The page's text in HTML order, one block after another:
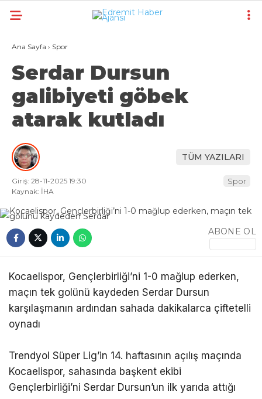
VİDEO
GÜNDEM
EKONOMI
POLITIKA
DÜNYA
SPOR
MAGAZIN
SAĞLIK
TEKNOLOJI
RESMI İLANLAR
DIĞER
Ana Sayfa › Spor
Serdar Dursun
galibiyeti göbek
atarak kutladı
TÜM YAZILARI
Giriş: 28-11-2025 19:30
Kaynak: İHA
Spor
ABONE OL
Kocaelispor, Gençlerbirliği’ni 1-0 mağlup ederken,
maçın tek golünü kaydeden Serdar Dursun
karşılaşmanın ardından sahada dakikalarca çiftetelli
oynadı
Trendyol Süper Lig’in 14. haftasının açılış maçında
Kocaelispor, sahasında başkent ekibi
Gençlerbirliği’ni Serdar Dursun’un ilk yarıda attığı